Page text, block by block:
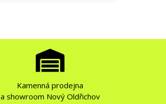
Kamenná prodejna
a showroom Nový Oldřichov